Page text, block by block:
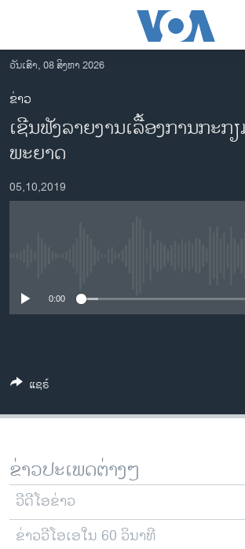
ເຂົ້າ
ຫາ
ຂ້າມ
ຂ້າມ
ຂ້າມ
ໄປ
ຫາ
ຊອກ
ອາເມຣິກາ
ຂ່າວ​ຈີນ
ຊີວິດຊາວລາວ
ທຸລະກິດ
ພາສາອັງກິດ
ສຽງ
ລາຍການກະຈາຍສຽງ
ລາຍງານ
ຕິດຕາມພວກເຮົາ ທີ່
ວັນເສົາ, 08 ສິງຫາ 2026
ຂ່າວ
ເຊີນ​ຟັງ​ລາຍ​ງານ​ເລື້ອງ​ການ​ກະ​ກ
ພະ​ຍາດ
05,10,2019
0:00
ແຊຣ໌
ຂ່າວປະເພດຕ່າງໆ
ວີດີໂອຂ່າວ
ຂ່າວວີໂອເອໃນ 60 ວິນາທີ